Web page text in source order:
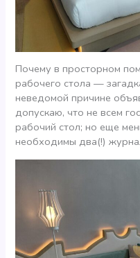
Почему в просторном
рабочего стола —
неведомой причине
допускаю, что не всем
рабочий стол; но еще
необходимы два(!)